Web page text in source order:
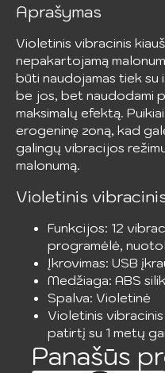
Aprašymas
Violetinis vibracinis
nepakartojamą
būti naudojamas tiek su
be jos, bet naudodami
maksimalų efektą.
erogeninę zoną, kad
galingų vibracijos
malonumą.
Violetinis
Funkcijos: 12
programėlė,
Įkrovimas: USB
Medžiaga: ABS
Spalva: Violetinė
Violetinis
patirtį su 1 metų
Panašūs